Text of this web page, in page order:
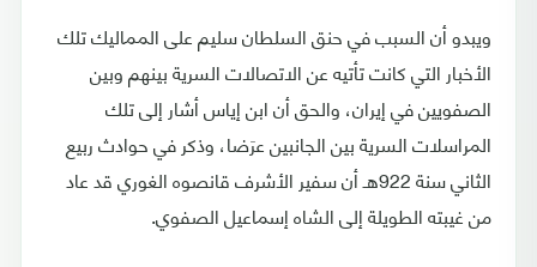
ويبدو أن السبب في حنق السلطان سليم على المماليك تلك
الأخبار التي كانت تأتيه عن الاتصالات السرية بينهم وبين
الصفويين في إيران، والحق أن ابن إياس أشار إلى تلك
المراسلات السرية بين الجانبين عرَضا، وذكر في حوادث ربيع
الثاني سنة 922هـ أن سفير الأشرف قانصوه الغوري قد عاد
من غيبته الطويلة إلى الشاه إسماعيل الصفوي.